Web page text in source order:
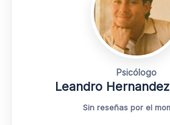
Psicólogo
Leandro
Sin reseñas por el